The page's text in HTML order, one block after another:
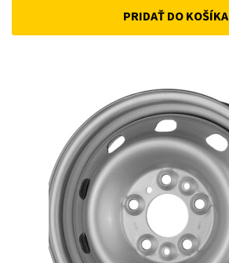
PRIDAŤ DO KOŠÍKA